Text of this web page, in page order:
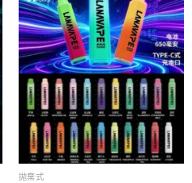
Add to
wishlist
拋棄式